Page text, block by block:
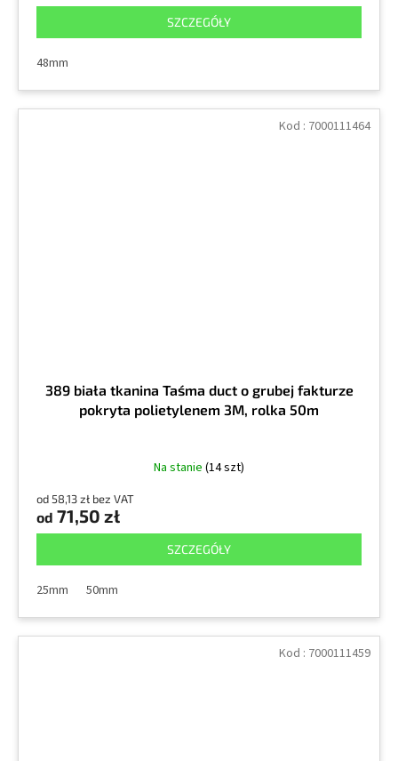
SZCZEGÓŁY
48mm
389 biała tkanina Taśma duct o grubej fakturze
pokryta polietylenem 3M, rolka 50m
Na stanie (14 szt)
od 58,13 zł bez VAT
od 71,50 zł
SZCZEGÓŁY
25mm 50mm
Kod : 7000111464
Kod : 7000111459